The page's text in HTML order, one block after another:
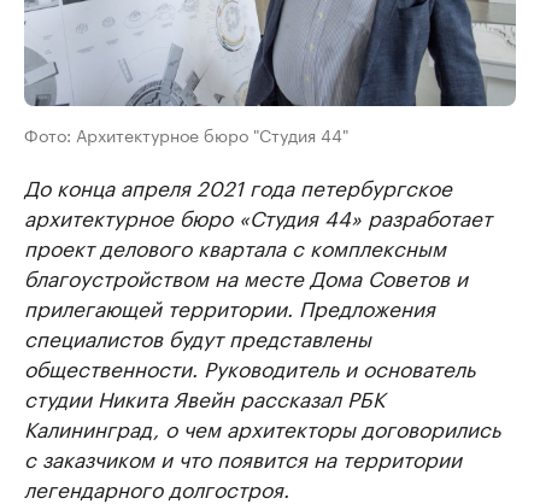
Фото: Архитектурное бюро "Студия 44"
До конца апреля 2021 года петербургское
архитектурное бюро «Студия 44» разработает
проект делового квартала с комплексным
благоустройством на месте Дома Советов и
прилегающей территории. Предложения
специалистов будут представлены
общественности. Руководитель и основатель
студии Никита Явейн рассказал РБК
Калининград, о чем архитекторы договорились
с заказчиком и что появится на территории
легендарного долгостроя.